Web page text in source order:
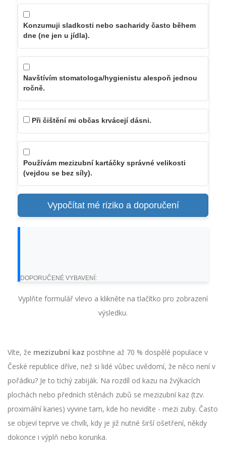
Konzumuji sladkosti nebo sacharidy často během
dne (ne jen u jídla).
Navštívím stomatologa/hygienistu alespoň jednou
ročně.
Při čištění mi občas krvácejí dásni.
Používám mezizubní kartáčky správné velikosti
(vejdou se bez síly).
Vypočítat mé riziko a doporučení
DOPORUČENÉ VYBAVENÍ:
Vyplňte formulář vlevo a klikněte na tlačítko pro zobrazení
výsledku.
Víte, že mezizubní kaz postihne až 70 % dospělé populace v
České republice dříve, než si lidé vůbec uvědomí, že něco není v
pořádku? Je to tichý zabiják. Na rozdíl od kazu na žvýkacích
plochách nebo předních stěnách zubů se mezizubní kaz (tzv.
proximální karies) vyvine tam, kde ho nevidíte - mezi zuby. Často
se objeví teprve ve chvíli, kdy je již nutné širší ošetření, někdy
dokonce i výplň nebo korunka.